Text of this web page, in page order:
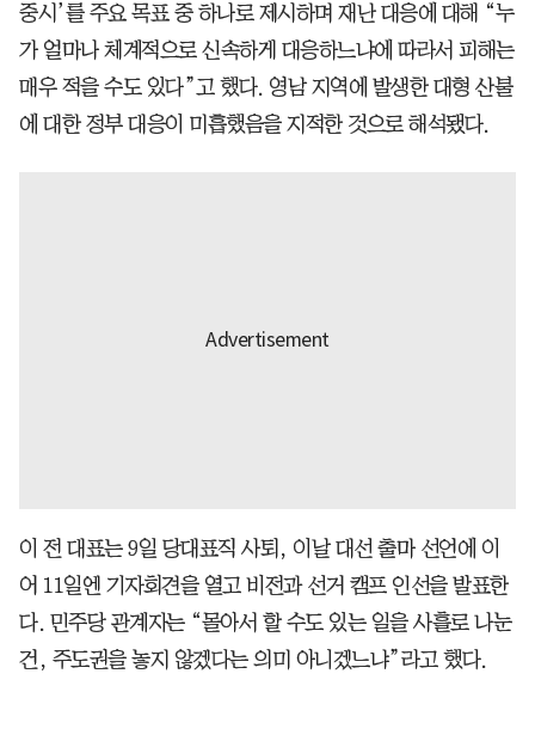
중시’를 주요 목표 중 하나로 제시하며 재난 대응에 대해 “누
가 얼마나 체계적으로 신속하게 대응하느냐에 따라서 피해는
매우 적을 수도 있다”고 했다. 영남 지역에 발생한 대형 산불
에 대한 정부 대응이 미흡했음을 지적한 것으로 해석됐다.
이 전 대표는 9일 당대표직 사퇴, 이날 대선 출마 선언에 이
어 11일엔 기자회견을 열고 비전과 선거 캠프 인선을 발표한
다. 민주당 관계자는 “몰아서 할 수도 있는 일을 사흘로 나눈
건, 주도권을 놓지 않겠다는 의미 아니겠느냐”라고 했다.